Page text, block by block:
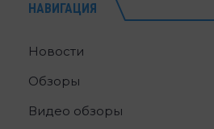
НАВИГАЦИЯ
Новости
Обзоры
Видео обзоры